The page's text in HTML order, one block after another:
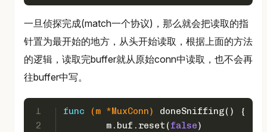
一旦侦探完成(match一个协议)，那么就会把读取的指
针置为最开始的地方，从头开始读取，根据上面的方法
的逻辑，读取完buffer就从原始conn中读取，也不会再
往buffer中写。
1
2
func (m *MuxConn)
doneSniffing() {
	m.buf.reset(
false)